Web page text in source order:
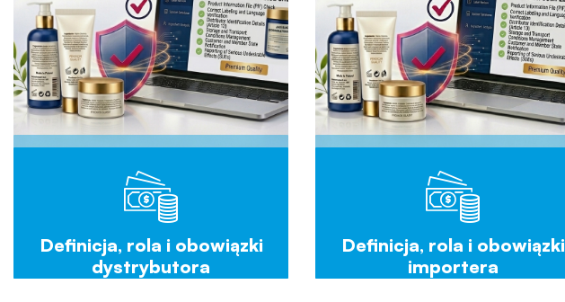
Definicja, rola i obowiązki
dystrybutora
Definicja, rola i obowiązki
importera